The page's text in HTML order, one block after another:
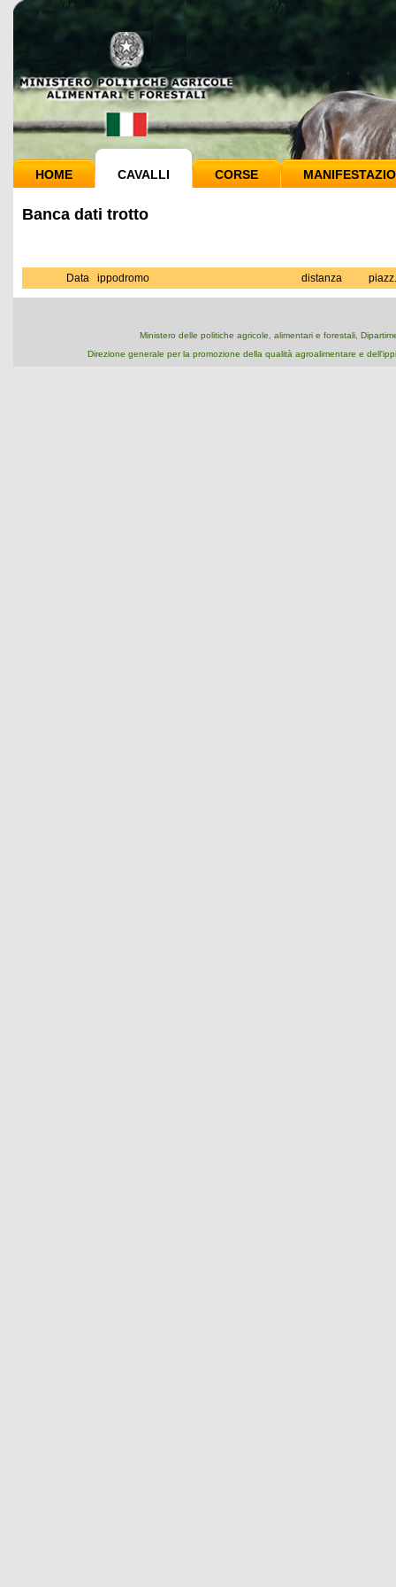
HOME CAVALLI CORSE
Banca dati trotto
Data ippodromo distanza piazz.
Ministero delle politiche agricole, alimentari e forestali,
Direzione generale per la promozione della qualità agroalimentare e